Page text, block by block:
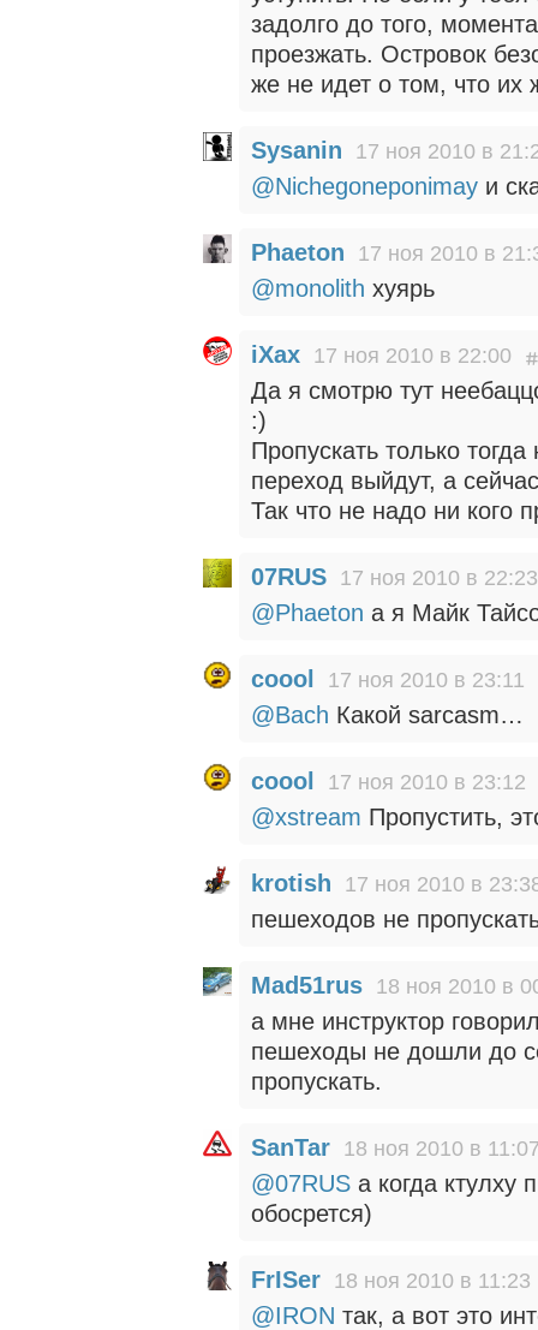
задолго до того,
проезжать. Островок
же не идет о том, что их
Sysanin 17 ноя 2010 в
@Nichegoneponimay и
Phaeton 17 ноя 2010 в
@monolith хуярь
iXax 17 ноя 2010 в 22:00
Да я смотрю тут
:)
Пропускать только
переход выйдут, а
Так что не надо ни кого
07RUS 17 ноя 2010 в 22:23
@Phaeton а я Майк
coool 17 ноя 2010 в 23:11
@Bach Какой sarcasm…
coool 17 ноя 2010 в 23:12
@xstream Пропустить,
krotish 17 ноя 2010 в
пешеходов не
Mad51rus 18 ноя 2010 в
а мне инструктор
пешеходы не дошли до
пропускать.
SanTar 18 ноя 2010 в
@07RUS а когда ктулху
обосрется)
FrISer 18 ноя 2010 в 11:23
@IRON так, а вот это